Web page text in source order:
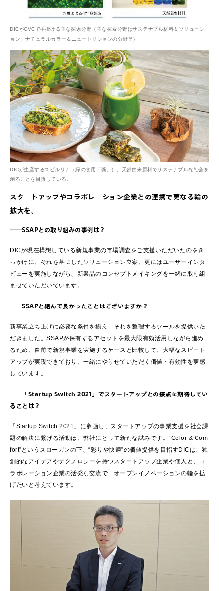
DICがCVCで手掛ける主な探索分野（主な探索分野はサステナブル材料＆ソリューシ
ョン、ナチュラルカラー＆ニュートリションの分野等）
DICが生産するスピルリナ（緑の食用「藻」）。天然由来原料でサステナブルな社会を
創ることを目指している。
スタートアップやコラボレーション企業との連携で更なる輪の
拡大を。
――SSAPとの取り組みの事例は？
DICが現在構想している新規事業の市場調査をご支援いただいたのをき
っかけに、それを基にしたソリューション立案、更にはユーザーインタ
ビューを実施しながら、新製品のコンセプトメイキングを一緒に取り組
ませていただいています。
――SSAPと組んで良かったことはございますか？
新事業立ち上げに必要な条件を揃え、それを整理するツールを提供いた
だきました。SSAPが保有するアセットを最大限有効活用しながら進め
るため、自前で新規事業を実施するケースと比較して、大幅なスピート
アップが実現できており、一緒にやらせていただく価値・有効性を実感
しています。
――「Startup Switch 2021」でスタートアップとの接点に期待してい
ることは？
「Startup Switch 2021」に参画し、スタートアップの事業支援を社会課
題の解決に繋げる活動は、弊社にとって新たな試みです。“Color & Com
fort”というスローガンの下、“彩りや快適”の価値提供を目指すDICは、独
創的なアイデアやテクノロジーを持つスタートアップ企業や個人と、コ
ラボレーション企業の活発な交流で、オープンイノベーションの輪を拡
げたいと考えています。